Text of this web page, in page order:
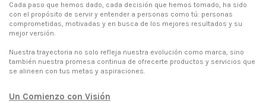
Cada paso que hemos dado, cada decisión que hemos tomado, ha sido
con el propósito de servir y entender a personas como tú: personas
comprometidas, motivadas y en busca de los mejores resultados y su
mejor versión.
Nuestra trayectoria no solo refleja nuestra evolución como marca, sino
también nuestra promesa continua de ofrecerte productos y servicios que
se alineen con tus metas y aspiraciones.
Un Comienzo con Visión